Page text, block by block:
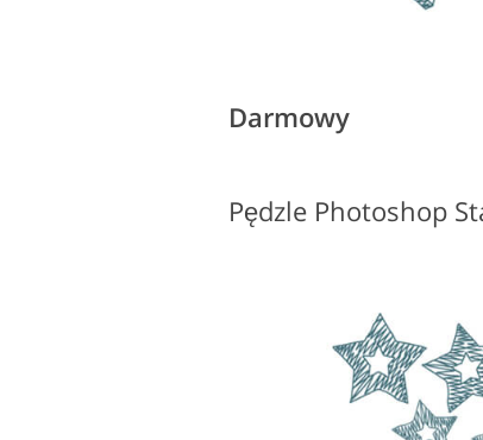
Darmowy